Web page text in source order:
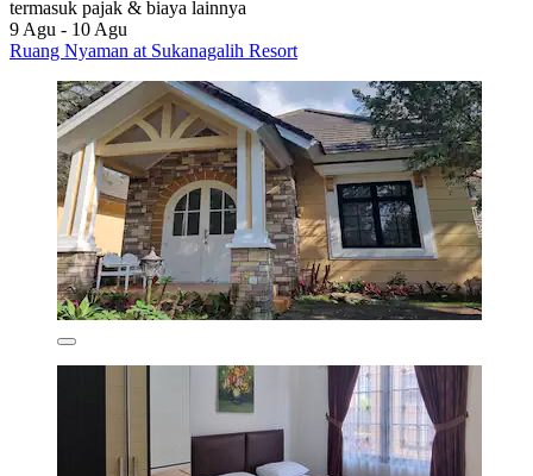
termasuk pajak & biaya lainnya
9 Agu - 10 Agu
Ruang Nyaman at Sukanagalih Resort